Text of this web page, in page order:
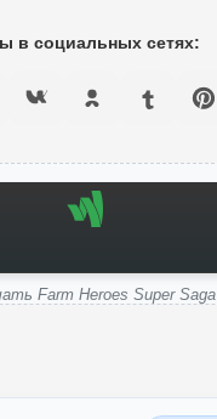
в социальных сетях:
Farm Heroes Super Saga